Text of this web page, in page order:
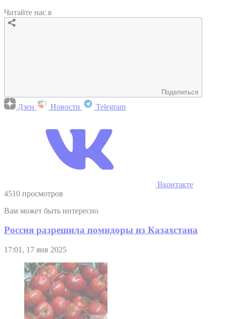
Читайте нас в
Поделиться
Дзен Новости Telegram
Вконтакте
4510 просмотров
Вам может быть интересно
Россия разрешила помидоры из Казахстана
17:01, 17 янв 2025